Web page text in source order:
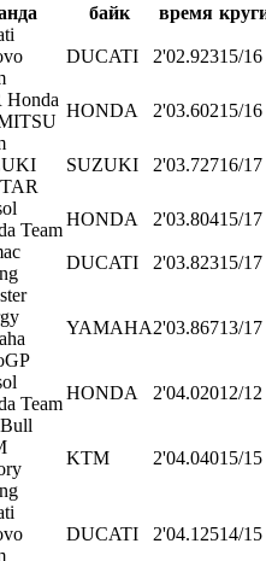
байк время
DUCATI 2'02.92315/16
Honda
HONDA 2'03.60215/16
SUZUKI 2'03.72716/17
Team
HONDA 2'03.80415/17
DUCATI 2'03.82315/17
YAMAHA2'03.86713/17
Team
HONDA 2'04.02012/12
KTM 2'04.04015/15
DUCATI 2'04.12514/15